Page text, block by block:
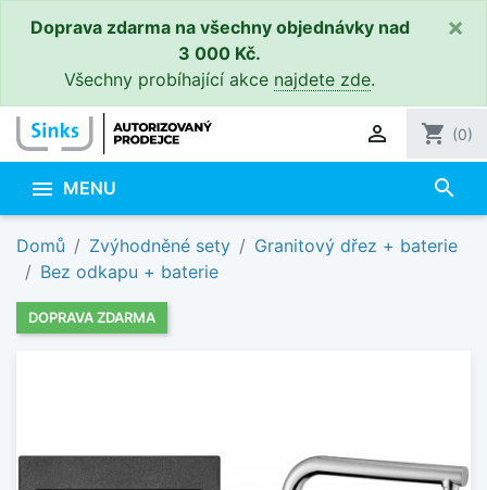
Doprava zdarma na všechny objednávky nad
3 000 Kč.
Všechny probíhající akce najdete zde.
×
 shopping_cart (0)
 MENU search
Domů Zvýhodněné sety
Granitový dřez + baterie
Bez odkapu + baterie
DOPRAVA ZDARMA